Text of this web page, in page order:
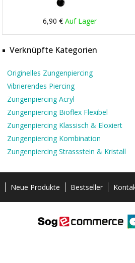
6,90 €Auf Lager
Verknüpfte Kategorien
Originelles Zungenpiercing
Vibrierendes Piercing
Zungenpiercing Acryl
Zungenpiercing Bioflex Flexibel
Zungenpiercing Klassisch & Eloxiert
Zungenpiercing Kombination
Zungenpiercing Strassstein & Kristall
Neue Produkte Bestseller